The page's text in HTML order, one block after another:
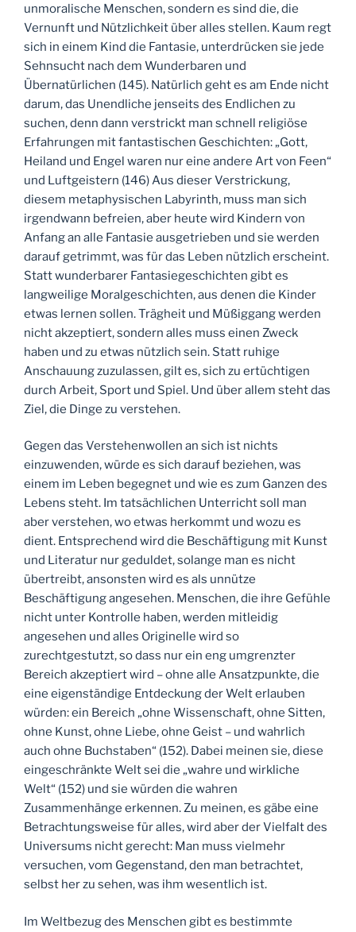
unmoralische Menschen, sondern es sind die, die
Vernunft und Nützlichkeit über alles stellen. Kaum regt
sich in einem Kind die Fantasie, unterdrücken sie jede
Sehnsucht nach dem Wunderbaren und
Übernatürlichen (145). Natürlich geht es am Ende nicht
darum, das Unendliche jenseits des Endlichen zu
suchen, denn dann verstrickt man schnell religiöse
Erfahrungen mit fantastischen Geschichten: „Gott,
Heiland und Engel waren nur eine andere Art von Feen“
und Luftgeistern (146) Aus dieser Verstrickung,
diesem metaphysischen Labyrinth, muss man sich
irgendwann befreien, aber heute wird Kindern von
Anfang an alle Fantasie ausgetrieben und sie werden
darauf getrimmt, was für das Leben nützlich erscheint.
Statt wunderbarer Fantasiegeschichten gibt es
langweilige Moralgeschichten, aus denen die Kinder
etwas lernen sollen. Trägheit und Müßiggang werden
nicht akzeptiert, sondern alles muss einen Zweck
haben und zu etwas nützlich sein. Statt ruhige
Anschauung zuzulassen, gilt es, sich zu ertüchtigen
durch Arbeit, Sport und Spiel. Und über allem steht das
Ziel, die Dinge zu verstehen.
Gegen das Verstehenwollen an sich ist nichts
einzuwenden, würde es sich darauf beziehen, was
einem im Leben begegnet und wie es zum Ganzen des
Lebens steht. Im tatsächlichen Unterricht soll man
aber verstehen, wo etwas herkommt und wozu es
dient. Entsprechend wird die Beschäftigung mit Kunst
und Literatur nur geduldet, solange man es nicht
übertreibt, ansonsten wird es als unnütze
Beschäftigung angesehen. Menschen, die ihre Gefühle
nicht unter Kontrolle haben, werden mitleidig
angesehen und alles Originelle wird so
zurechtgestutzt, so dass nur ein eng umgrenzter
Bereich akzeptiert wird – ohne alle Ansatzpunkte, die
eine eigenständige Entdeckung der Welt erlauben
würden: ein Bereich „ohne Wissenschaft, ohne Sitten,
ohne Kunst, ohne Liebe, ohne Geist – und wahrlich
auch ohne Buchstaben“ (152). Dabei meinen sie, diese
eingeschränkte Welt sei die „wahre und wirkliche
Welt“ (152) und sie würden die wahren
Zusammenhänge erkennen. Zu meinen, es gäbe eine
Betrachtungsweise für alles, wird aber der Vielfalt des
Universums nicht gerecht: Man muss vielmehr
versuchen, vom Gegenstand, den man betrachtet,
selbst her zu sehen, was ihm wesentlich ist.
Im Weltbezug des Menschen gibt es bestimmte